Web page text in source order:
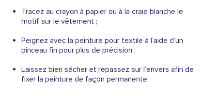
Tracez au crayon à papier ou à la craie blanche le
motif sur le vêtement ;
Peignez avec la peinture pour textile à l’aide d’un
pinceau fin pour plus de précision ;
Laissez bien sécher et repassez sur l’envers afin de
fixer la peinture de façon permanente.